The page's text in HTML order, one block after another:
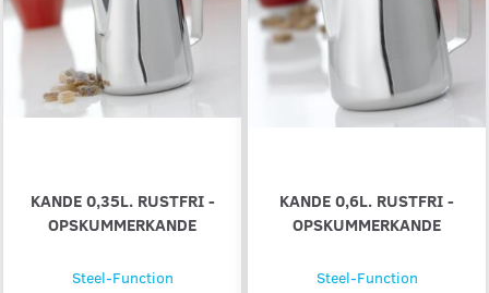
KANDE 0,35L. RUSTFRI -
OPSKUMMERKANDE
Steel-Function
KANDE 0,6L. RUSTFRI -
OPSKUMMERKANDE
Steel-Function